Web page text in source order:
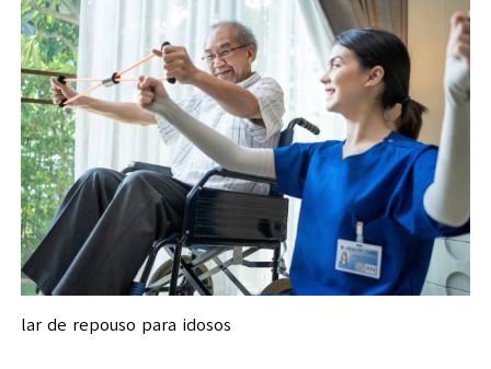
lar de repouso para idosos